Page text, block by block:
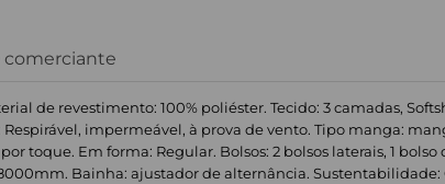
comerciante
de revestimento: 100% poliéster. Tecido: 3 camadas,
impermeável, à prova de vento. Tipo manga:
toque. Em forma: Regular. Bolsos: 2 bolsos laterais, 1 bolso
Bainha: ajustador de alternância. Sustentabilidade: